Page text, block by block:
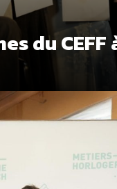
du CEFF